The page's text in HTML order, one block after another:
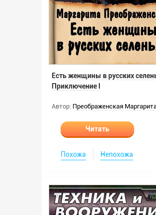
Есть женщины в русских
Приключение I
Автор: Преображенская
Читать
Похожа Непохожа